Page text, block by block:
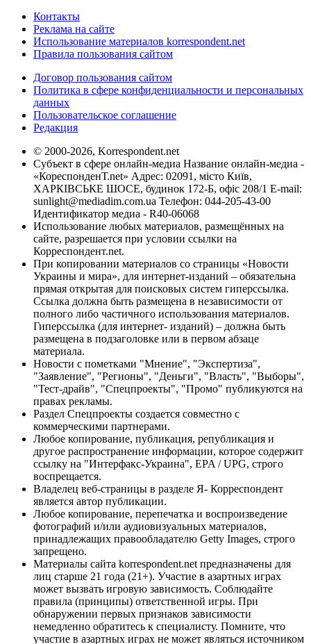
Контакты
Реклама на сайте
Использование материалов korrespondent.net
Правила пользования сайтом
Договор пользования сайтом
Политика в сфере конфиденциальности и персональных
данных
Пользовательское соглашение
Редакция
© 2000-2026, Korrespondent.net
Субъект в сфере онлайн-медиа Название онлайн-медиа -
«КореспонденТ.net» Адрес: 02091, місто Київ,
ХАРКІВСЬКЕ ШОСЕ, будинок 172-Б, офіс 208/1 E-mail:
sunlight@mediadim.com.ua Телефон: 044-205-43-00
Идентификатор медиа - R40-06068
Использование любых материалов, размещённых на
сайте, разрешается при условии ссылки на
Корреспондент.net.
При копировании материалов со страницы «Новости
Украины и мира», для интернет-изданий – обязательна
прямая открытая для поисковых систем гиперссылка.
Ссылка должна быть размещена в независимости от
полного либо частичного использования материалов.
Гиперссылка (для интернет- изданий) – должна быть
размещена в подзаголовке или в первом абзаце
материала.
Новости с пометками "Мнение", "Экспертиза",
"Заявление", "Регионы", "Деньги", "Власть", "Выборы",
"Тест-драйв", "Спецпроекты", "Промо" публикуются на
правах рекламы.
Раздел Спецпроекты создается совместно с
коммерческими партнерами.
Любое копирование, публикация, републикация и
другое распространение информации, которое содержит
ссылку на "Интерфакс-Украина", EPA / UPG, строго
воспрещается.
Владелец веб-страницы в разделе Я- Корреспондент
является автор публикации.
Любое копирование, перепечатка и воспроизведение
фотографий и/или аудиовизуальных материалов,
принадлежащих правообладателю Getty Images, строго
запрещено.
Материалы сайта korrespondent.net предназначены для
лиц старше 21 года (21+). Участие в азартных играх
может вызвать игровую зависимость. Соблюдайте
правила (принципы) ответственной игры. При
обнаружении первых признаков зависимости
немедленно обратитесь к специалисту. Помните, что
участие в азартных играх не может являться источником